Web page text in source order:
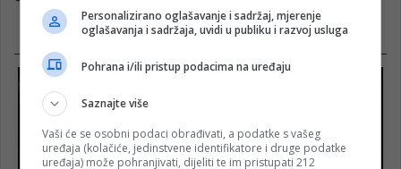
Personalizirano oglašavanje i sadržaj, mjerenje
oglašavanja i sadržaja, uvidi u publiku i razvoj usluga
Pohrana i/ili pristup podacima na uređaju
Saznajte više
Vaši će se osobni podaci obrađivati, a podatke s vašeg
uređaja (kolačiće, jedinstvene identifikatore i druge podatke
uređaja) može pohranjivati, dijeliti te im pristupati 212